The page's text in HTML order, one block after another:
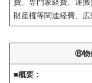
費、専門家経費、運
財産権等関連経費、
⑧物
■概要：